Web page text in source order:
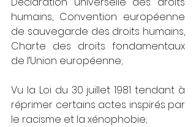
humains, Convention européenne
de sauvegarde des droits humains,
Charte des droits fondamentaux
de l’Union européenne;
Vu la Loi du 30 juillet 1981 tendant à
réprimer certains actes inspirés par
le racisme et la xénophobie;